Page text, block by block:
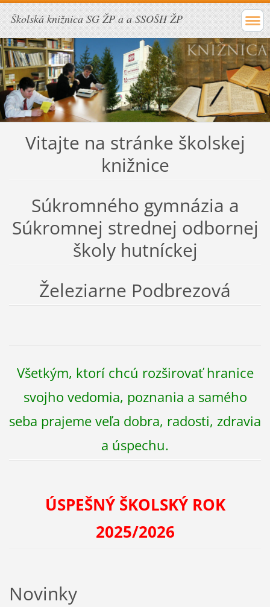
Školská knižnica SG ŽP a a SSOŠH ŽP
Vitajte na stránke školskej
knižnice
Súkromného gymnázia a
Súkromnej strednej odbornej
školy hutníckej
Železiarne Podbrezová
Všetkým, ktorí chcú rozširovať hranice
svojho vedomia, poznania a samého
seba prajeme veľa dobra, radosti, zdravia
a úspechu.
ÚSPEŠNÝ ŠKOLSKÝ ROK
2025/2026
Novinky